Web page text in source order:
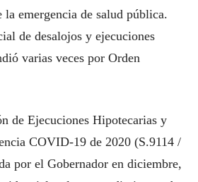
la emergencia de salud pública.
de desalojos y ejecuciones
varias veces por Orden
de Ejecuciones Hipotecarias y
COVID-19 de 2020 (S.9114 /
por el Gobernador en diciembre,